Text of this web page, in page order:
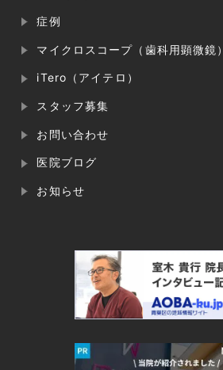
症例
マイクロスコープ（歯科用顕微鏡）
iTero（アイテロ）
スタッフ募集
お問い合わせ
医院ブログ
お知らせ